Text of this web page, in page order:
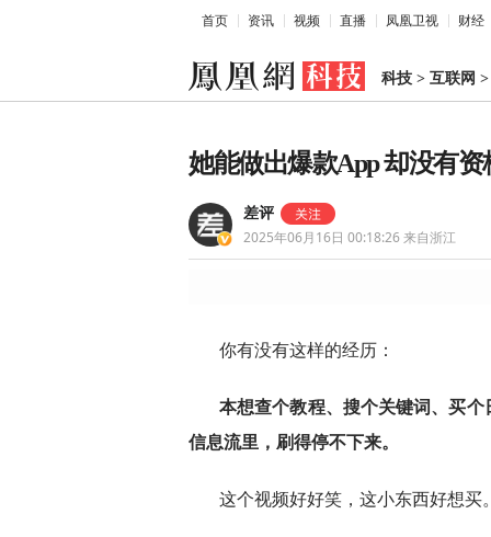
首页 资讯 视频 直播 凤凰卫视 财经
科技 > 互联网
她能做出爆款App 却没有资
差评
2025年06月16日 00:18:26来自浙江
你有没有这样的经历：
本想查个教程、搜个关键词、买
信息流里，刷得停不下来。
这个视频好好笑，这小东西好想买